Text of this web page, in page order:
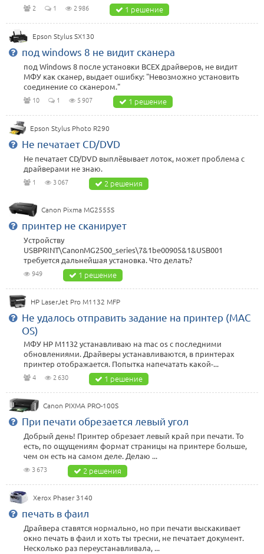
2 1 2 986 1 решение
Epson Stylus SX130
под windows 8 не видит сканера
под Windows 8 после установки ВСЕХ драйверов, не видит
МФУ как сканер, выдает ошибку: "Невозможно установить
соединение со сканером."
10 1 5 907 1 решение
Epson Stylus Photo R290
Не печатает CD/DVD
Не печатает CD/DVD выплёвывает лоток, может проблема с
драйверами не знаю.
1 3 067 2 решения
Canon Pixma MG2555S
принтер не сканирует
Устройству
USBPRINT\CanonMG2500_series\7&1be00905&1&USB001
требуется дальнейшая установка. Что делать?
949 1 решение
HP LaserJet Pro M1132 MFP
Не удалось отправить задание на принтер (MAC
OS)
МФУ HP M1132 устанавливаю на mac os с последними
обновлениями. Драйверы устанавливаются, в принтерах
принтер отображается. Попытка напечатать какой-...
4 2 630 1 решение
Canon PIXMA PRO-100S
При печати обрезается левый угол
Добрый день! Принтер обрезает левый край при печати. То
есть, по ощущениям формат страницы на принтере больше,
чем он есть на самом деле. Делаю ...
3 673 2 решения
Xerox Phaser 3140
печать в фаил
Драйвера ставятся нормально, но при печати выскакивает
окно печать в фаил и хоть ты тресни, не печатает документ.
Несколько раз переустанавливала, ...